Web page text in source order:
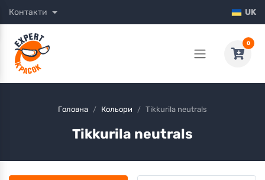
Контакти UK
0
Головна Кольори Tikkurila neutrals
Tikkurila neutrals